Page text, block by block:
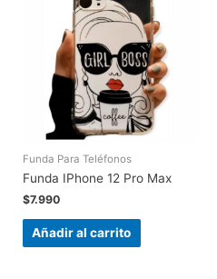
Funda Para Teléfonos
Funda IPhone 12 Pro Max
$7.990
Añadir al carrito